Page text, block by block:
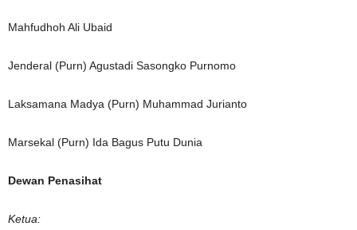
Mahfudhoh Ali Ubaid
Jenderal (Purn) Agustadi Sasongko Purnomo
Laksamana Madya (Purn) Muhammad Jurianto
Marsekal (Purn) Ida Bagus Putu Dunia
Dewan Penasihat
Ketua: